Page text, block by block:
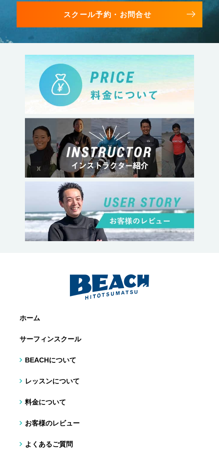
スクール予約・お問合せ
ホーム
サーフィンスクール
BEACHについて
レッスンについて
料金について
お客様のレビュー
よくあるご質問